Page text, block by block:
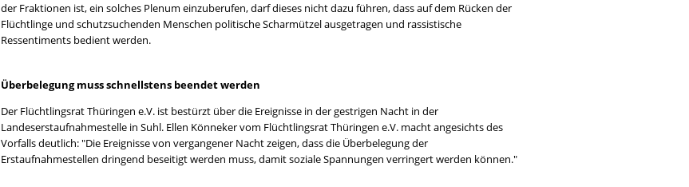
der Fraktionen ist, ein solches Plenum einzuberufen, darf dieses nicht dazu führen, dass auf dem Rücken der
Flüchtlinge und schutzsuchenden Menschen politische Scharmützel ausgetragen und rassistische
Ressentiments bedient werden.
Überbelegung muss schnellstens beendet werden
Der Flüchtlingsrat Thüringen e.V. ist bestürzt über die Ereignisse in der gestrigen Nacht in der
Landeserstaufnahmestelle in Suhl. Ellen Könneker vom Flüchtlingsrat Thüringen e.V. macht angesichts des
Vorfalls deutlich: "Die Ereignisse von vergangener Nacht zeigen, dass die Überbelegung der
Erstaufnahmestellen dringend beseitigt werden muss, damit soziale Spannungen verringert werden können."